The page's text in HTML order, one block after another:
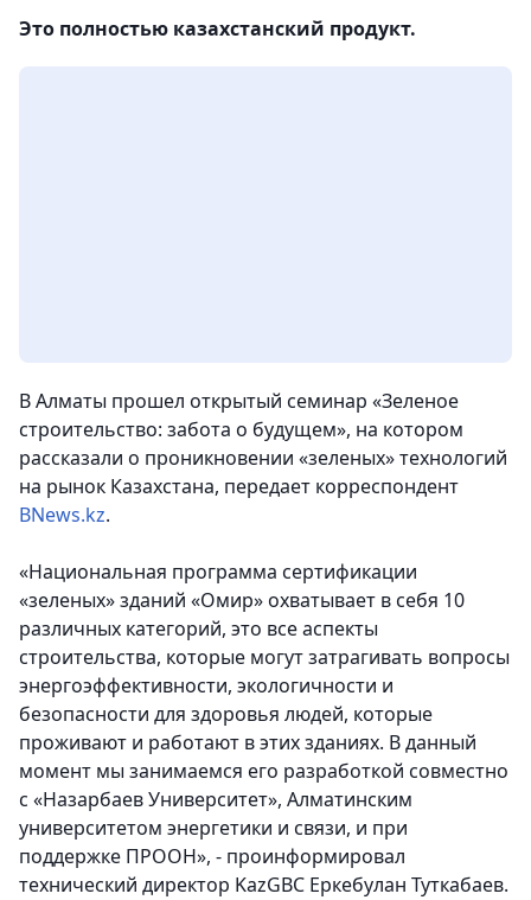
Это полностью казахстанский продукт.
В Алматы прошел открытый семинар «Зеленое
строительство: забота о будущем», на котором
рассказали о проникновении «зеленых» технологий
на рынок Казахстана, передает корреспондент
BNews.kz.
«Национальная программа сертификации
«зеленых» зданий «Омир» охватывает в себя 10
различных категорий, это все аспекты
строительства, которые могут затрагивать вопросы
энергоэффективности, экологичности и
безопасности для здоровья людей, которые
проживают и работают в этих зданиях. В данный
момент мы занимаемся его разработкой совместно
с «Назарбаев Университет», Алматинским
университетом энергетики и связи, и при
поддержке ПРООН», - проинформировал
технический директор KazGBC Еркебулан Туткабаев.